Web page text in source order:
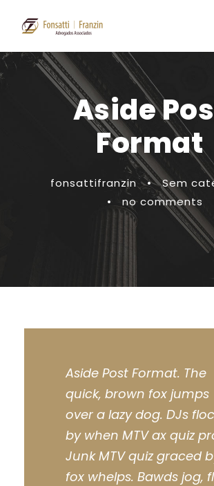
Aside
Format
fonsattifranzin •
Sem
•
no comments
Aside Post Format. The
quick, brown fox jumps
over a lazy dog. DJs
by when MTV ax quiz
Junk MTV quiz graced
fox whelps. Bawds jog,